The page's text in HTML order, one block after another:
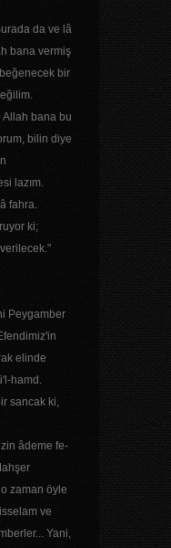
da ve lâ
bana vermiş
bir
Allah bana bu
bilin diye
lazım.
fahra.
ki;
Peygamber
elinde
hamd.
sancak ki,
âdeme fe-
zaman öyle
ve
Yani,